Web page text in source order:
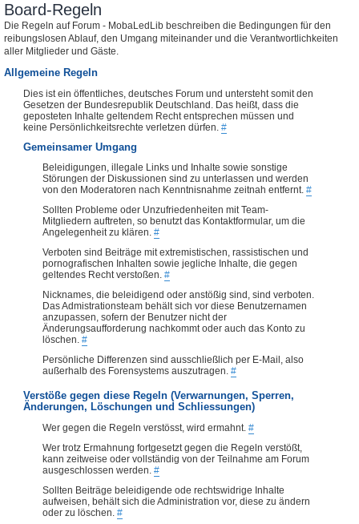
Board-Regeln
Die Regeln auf Forum - MobaLedLib beschreiben die Bedingungen für den
reibungslosen Ablauf, den Umgang miteinander und die Verantwortlichkeiten
aller Mitglieder und Gäste.
Allgemeine Regeln
Dies ist ein öffentliches, deutsches Forum und untersteht somit den
Gesetzen der Bundesrepublik Deutschland. Das heißt, dass die
geposteten Inhalte geltendem Recht entsprechen müssen und
keine Persönlichkeitsrechte verletzen dürfen. #
Gemeinsamer Umgang
Beleidigungen, illegale Links und Inhalte sowie sonstige
Störungen der Diskussionen sind zu unterlassen und werden
von den Moderatoren nach Kenntnisnahme zeitnah entfernt. #
Sollten Probleme oder Unzufriedenheiten mit Team-
Mitgliedern auftreten, so benutzt das Kontaktformular, um die
Angelegenheit zu klären. #
Verboten sind Beiträge mit extremistischen, rassistischen und
pornografischen Inhalten sowie jegliche Inhalte, die gegen
geltendes Recht verstoßen. #
Nicknames, die beleidigend oder anstößig sind, sind verboten.
Das Admistrationsteam behält sich vor diese Benutzernamen
anzupassen, sofern der Benutzer nicht der
Änderungsaufforderung nachkommt oder auch das Konto zu
löschen. #
Persönliche Differenzen sind ausschließlich per E-Mail, also
außerhalb des Forensystems auszutragen. #
Verstöße gegen diese Regeln (Verwarnungen, Sperren,
Änderungen, Löschungen und Schliessungen)
Wer gegen die Regeln verstösst, wird ermahnt. #
Wer trotz Ermahnung fortgesetzt gegen die Regeln verstößt,
kann zeitweise oder vollständig von der Teilnahme am Forum
ausgeschlossen werden. #
Sollten Beiträge beleidigende ode rechtswidrige Inhalte
aufweisen, behält sich die Administration vor, diese zu ändern
oder zu löschen. #